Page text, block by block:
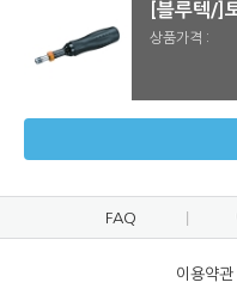
상품가격 :
FAQ
이용약관|